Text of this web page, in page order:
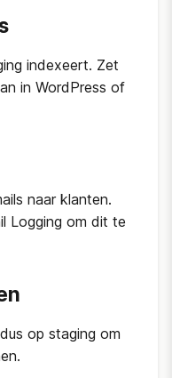
indexeert. Zet
in WordPress of
naar klanten.
Logging om dit te
op staging om